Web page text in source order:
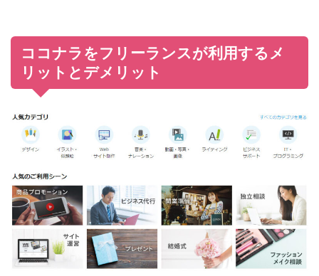
ココナラをフリーランスが利用するメ
リットとデメリット